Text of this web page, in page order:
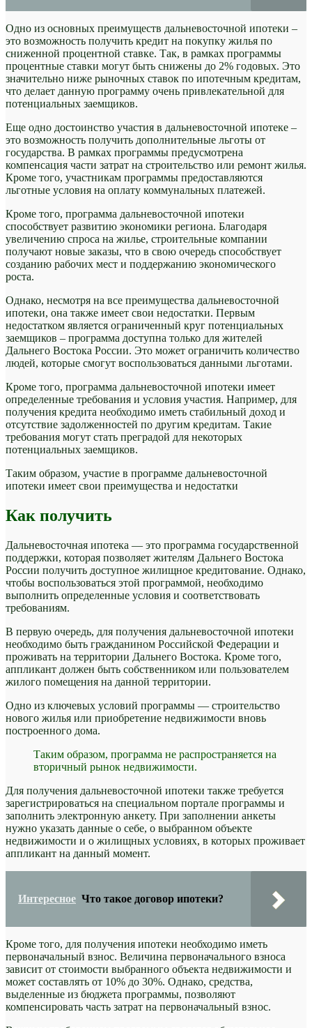
Одно из основных преимуществ дальневосточной ипотеки –
это возможность получить кредит на покупку жилья по
сниженной процентной ставке. Так, в рамках программы
процентные ставки могут быть снижены до 2% годовых. Это
значительно ниже рыночных ставок по ипотечным кредитам,
что делает данную программу очень привлекательной для
потенциальных заемщиков.
Еще одно достоинство участия в дальневосточной ипотеке –
это возможность получить дополнительные льготы от
государства. В рамках программы предусмотрена
компенсация части затрат на строительство или ремонт жилья.
Кроме того, участникам программы предоставляются
льготные условия на оплату коммунальных платежей.
Кроме того, программа дальневосточной ипотеки
способствует развитию экономики региона. Благодаря
увеличению спроса на жилье, строительные компании
получают новые заказы, что в свою очередь способствует
созданию рабочих мест и поддержанию экономического
роста.
Однако, несмотря на все преимущества дальневосточной
ипотеки, она также имеет свои недостатки. Первым
недостатком является ограниченный круг потенциальных
заемщиков – программа доступна только для жителей
Дальнего Востока России. Это может ограничить количество
людей, которые смогут воспользоваться данными льготами.
Кроме того, программа дальневосточной ипотеки имеет
определенные требования и условия участия. Например, для
получения кредита необходимо иметь стабильный доход и
отсутствие задолженностей по другим кредитам. Такие
требования могут стать преградой для некоторых
потенциальных заемщиков.
Таким образом, участие в программе дальневосточной
ипотеки имеет свои преимущества и недостатки
Как получить
Дальневосточная ипотека — это программа государственной
поддержки, которая позволяет жителям Дальнего Востока
России получить доступное жилищное кредитование. Однако,
чтобы воспользоваться этой программой, необходимо
выполнить определенные условия и соответствовать
требованиям.
В первую очередь, для получения дальневосточной ипотеки
необходимо быть гражданином Российской Федерации и
проживать на территории Дальнего Востока. Кроме того,
аппликант должен быть собственником или пользователем
жилого помещения на данной территории.
Одно из ключевых условий программы — строительство
нового жилья или приобретение недвижимости вновь
построенного дома.
Таким образом, программа не распространяется на
вторичный рынок недвижимости.
Для получения дальневосточной ипотеки также требуется
зарегистрироваться на специальном портале программы и
заполнить электронную анкету. При заполнении анкеты
нужно указать данные о себе, о выбранном объекте
недвижимости и о жилищных условиях, в которых проживает
аппликант на данный момент.
Интересное Что такое договор ипотеки?
Кроме того, для получения ипотеки необходимо иметь
первоначальный взнос. Величина первоначального взноса
зависит от стоимости выбранного объекта недвижимости и
может составлять от 10% до 30%. Однако, средства,
выделенные из бюджета программы, позволяют
компенсировать часть затрат на первоначальный взнос.